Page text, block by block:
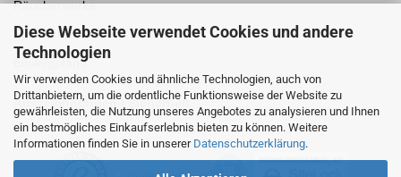
Diese Webseite verwendet Cookies und andere
Technologien
Wir verwenden Cookies und ähnliche Technologien, auch von
Drittanbietern, um die ordentliche Funktionsweise der Website zu
gewährleisten, die Nutzung unseres Angebotes zu analysieren und Ihnen
ein bestmögliches Einkaufserlebnis bieten zu können. Weitere
Informationen finden Sie in unserer Datenschutzerklärung.
Räucherwerke
Spielwaren
Einwegpfand
Auszeichnungen /Sicherheit